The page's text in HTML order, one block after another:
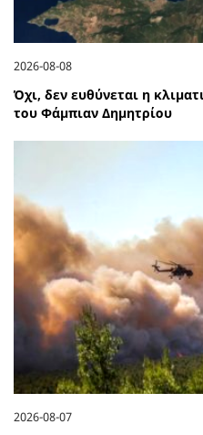
2026-08-08
Όχι, δεν ευθύνεται η
του Φάμπιαν Δημητρίου
2026-08-07